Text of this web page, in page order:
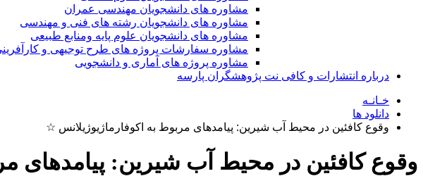
مشاوره های دانشجویان مهندسی عمران
مشاوره های دانشجویان رشته های فنی و مهندسی
مشاوره های دانشجویان علوم پایه ومنابع طبیعی
مشاوره سفارشات پروژه های طرح توجیهی و
مشاوره پروژه های آماری و دانشجویی
درباره انتشارات و کافی نت پژوهشگران پارسه
خـانـه
دانلود ها
وقوع کافئین در محیط آب شیرین: پیامدهای مربوط به اکوفارماژیوژیلانس ☆
وقوع کافئین در محیط آب شیرین: پیامدهای